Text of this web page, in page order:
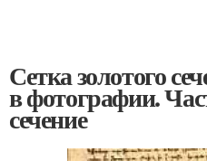
Сетка золотого
в фотографии.
сечение